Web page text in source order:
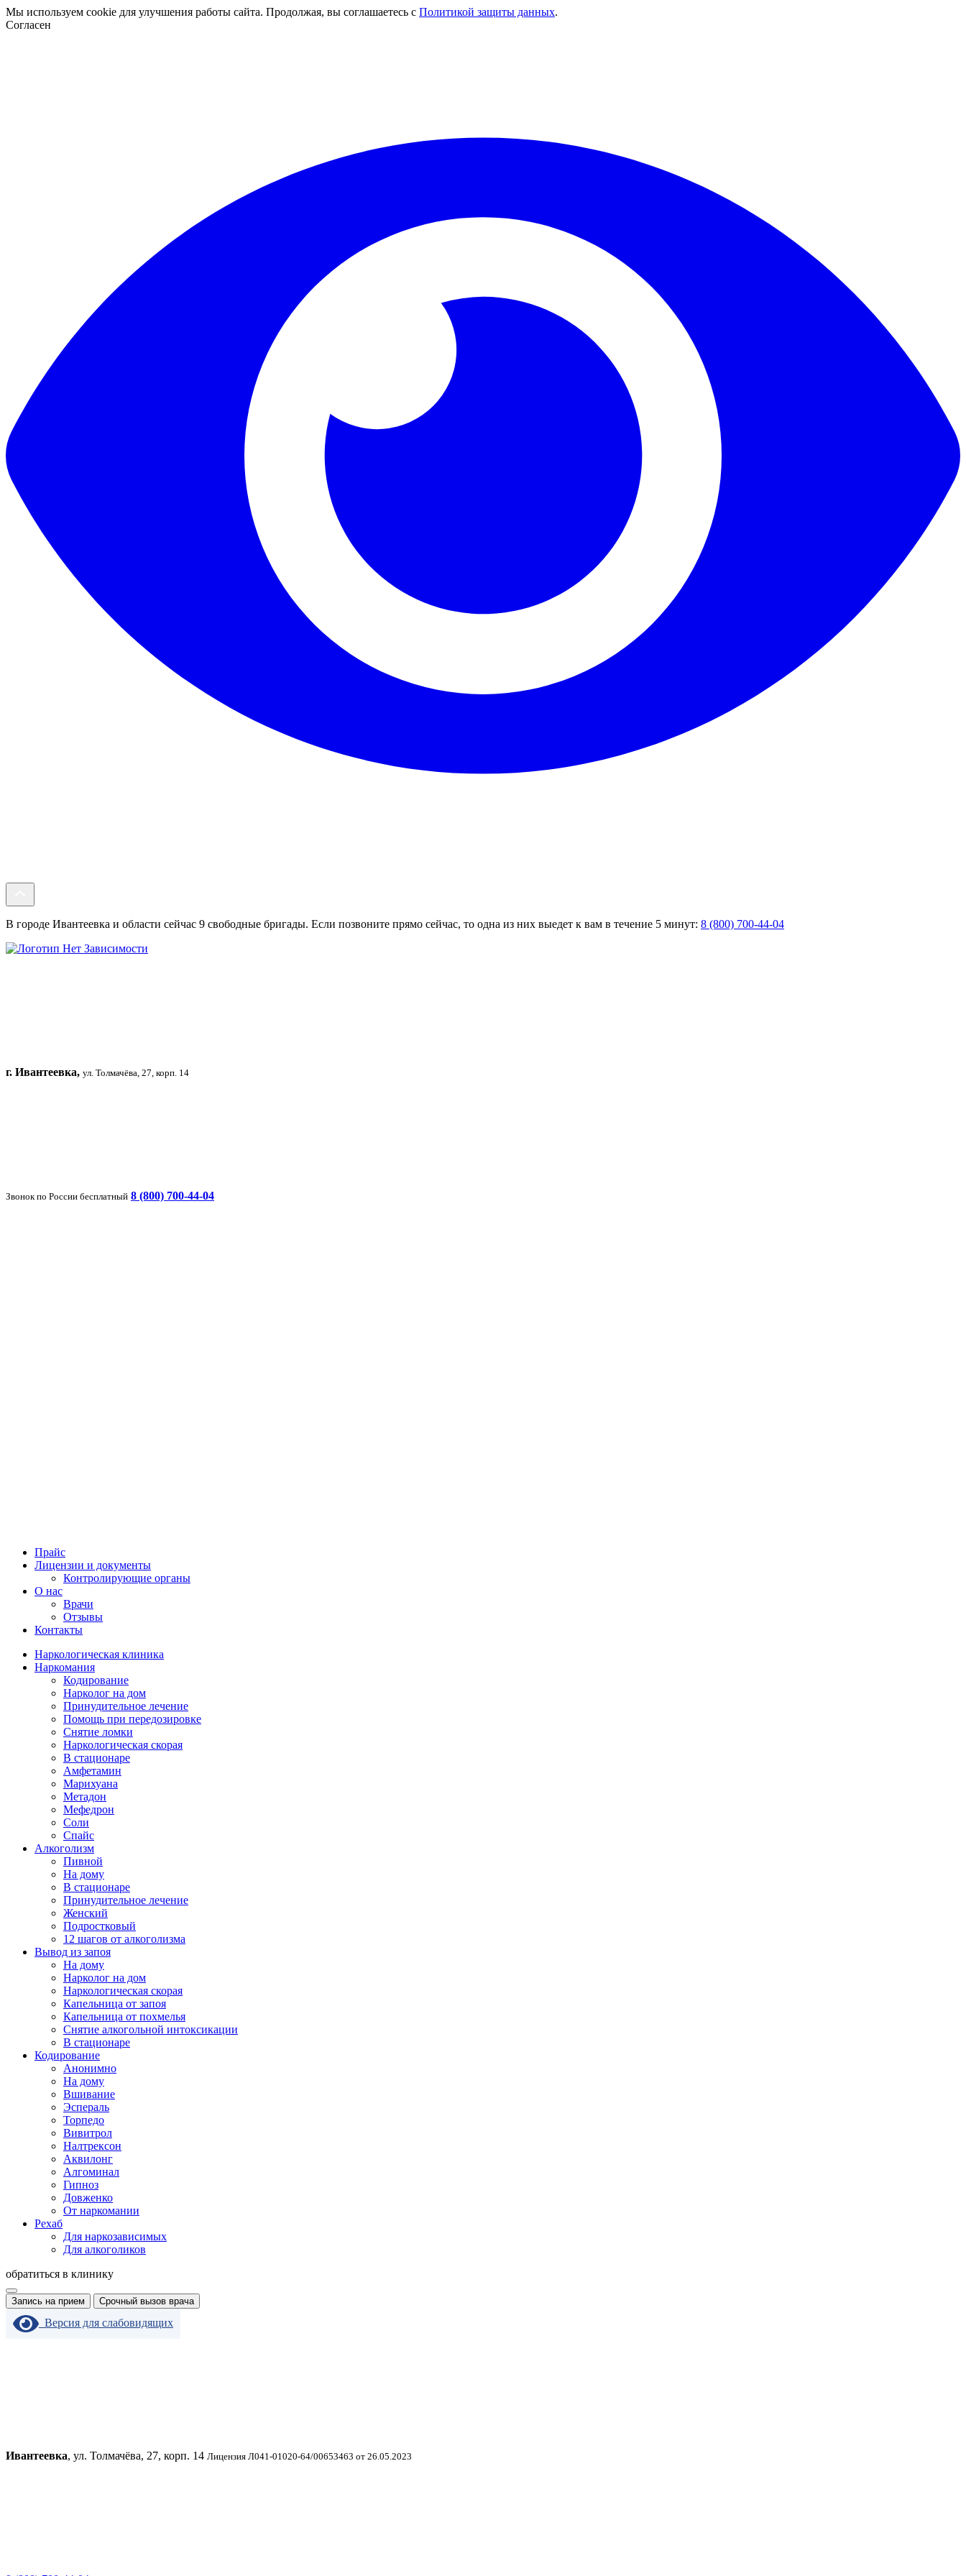
Мы используем cookie для улучшения работы сайта. Продолжая, вы соглашаетесь с Политикой защиты данных.
Согласен
В городе Ивантеевка и области сейчас 9 свободные бригады. Если позвоните прямо сейчас, то одна из них выедет к вам в течение 5 минут: 8 (800) 700-44-04
г. Ивантеевка, ул. Толмачёва, 27, корп. 14
Звонок по России бесплатный 8 (800) 700-44-04
Прайс
Лицензии и документы
Контролирующие органы
О нас
Врачи
Отзывы
Контакты
Наркологическая клиника
Наркомания
Кодирование
Нарколог на дом
Принудительное лечение
Помощь при передозировке
Снятие ломки
Наркологическая скорая
В стационаре
Амфетамин
Марихуана
Метадон
Мефедрон
Соли
Спайс
Алкоголизм
Пивной
На дому
В стационаре
Принудительное лечение
Женский
Подростковый
12 шагов от алкоголизма
Вывод из запоя
На дому
Нарколог на дом
Наркологическая скорая
Капельница от запоя
Капельница от похмелья
Снятие алкогольной интоксикации
В стационаре
Кодирование
Анонимно
На дому
Вшивание
Эспераль
Торпедо
Вивитрол
Налтрексон
Аквилонг
Алгоминал
Гипноз
Довженко
От наркомании
Рехаб
Для наркозависимых
Для алкоголиков
обратиться в клинику
Запись на прием Срочный вызов врача
Версия для слабовидящих
Ивантеевка, ул. Толмачёва, 27, корп. 14 Лицензия Л041-01020-64/00653463 от 26.05.2023